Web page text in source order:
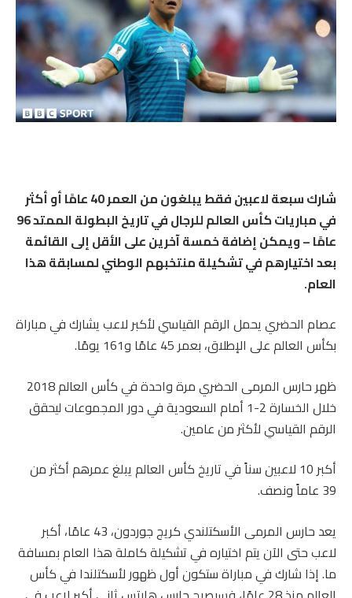
شارك سبعة لاعبين فقط يبلغون من العمر 40 عامًا أو أكثر
في مباريات كأس العالم للرجال في تاريخ البطولة الممتد 96
عامًا – ويمكن إضافة خمسة آخرين على الأقل إلى القائمة
بعد اختيارهم في تشكيلة منتخبهم الوطني لمسابقة هذا
العام.
عصام الحضري يحمل الرقم القياسي لأكبر لاعب يشارك في مباراة
بكأس العالم على الإطلاق، بعمر 45 عامًا و161 يومًا.
ظهر حارس المرمى الحضري مرة واحدة في كأس العالم 2018
خلال الخسارة 2-1 أمام السعودية في دور المجموعات ليحقق
الرقم القياسي لأكثر من عامين.
أكبر 10 لاعبين سناً في تاريخ كأس العالم يبلغ عمرهم أكثر من
39 عاماً ونصف.
يعد حارس المرمى الأسكتلندي كريج جوردون، 43 عامًا، أكبر
لاعب حتى الآن يتم اختياره في تشكيلة كاملة هذا العام بمسافة
ما. إذا شارك في مباراة ستكون أول ظهور لأسكتلندا في كأس